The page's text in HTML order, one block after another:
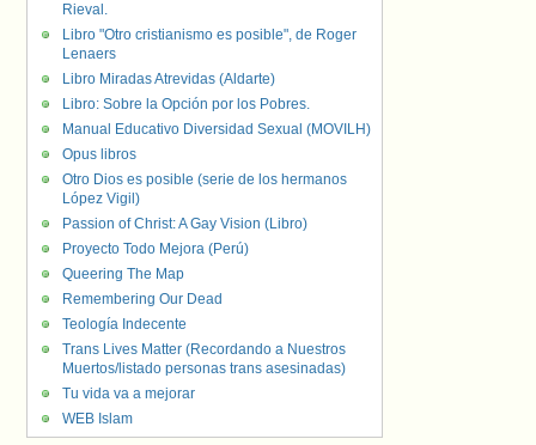
Rieval.
Libro "Otro cristianismo es posible", de Roger
Lenaers
Libro Miradas Atrevidas (Aldarte)
Libro: Sobre la Opción por los Pobres.
Manual Educativo Diversidad Sexual (MOVILH)
Opus libros
Otro Dios es posible (serie de los hermanos
López Vigil)
Passion of Christ: A Gay Vision (Libro)
Proyecto Todo Mejora (Perú)
Queering The Map
Remembering Our Dead
Teología Indecente
Trans Lives Matter (Recordando a Nuestros
Muertos/listado personas trans asesinadas)
Tu vida va a mejorar
WEB Islam